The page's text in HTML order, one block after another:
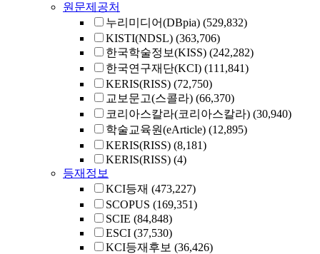
원문제공처
누리미디어(DBpia) (529,832)
KISTI(NDSL) (363,706)
한국학술정보(KISS) (242,282)
한국연구재단(KCI) (111,841)
KERIS(RISS) (72,750)
교보문고(스콜라) (66,370)
코리아스칼라(코리아스칼라) (30,940)
학술교육원(eArticle) (12,895)
KERIS(RISS) (8,181)
KERIS(RISS) (4)
등재정보
KCI등재 (473,227)
SCOPUS (169,351)
SCIE (84,848)
ESCI (37,530)
KCI등재후보 (36,426)